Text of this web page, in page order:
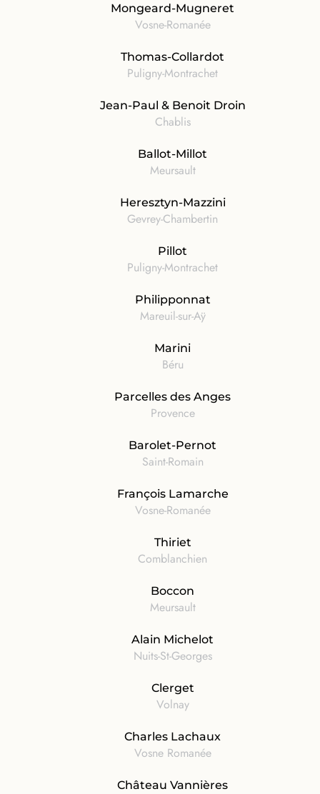
Mongeard-Mugneret
Vosne-Romanée
Thomas-Collardot
Puligny-Montrachet
Jean-Paul & Benoit Droin
Chablis
Ballot-Millot
Meursault
Heresztyn-Mazzini
Gevrey-Chambertin
Pillot
Puligny-Montrachet
Philipponnat
Mareuil-sur-Aÿ
Marini
Béru
Parcelles des Anges
Provence
Barolet-Pernot
Saint-Romain
François Lamarche
Vosne-Romanée
Thiriet
Comblanchien
Boccon
Meursault
Alain Michelot
Nuits-St-Georges
Clerget
Volnay
Charles Lachaux
Vosne Romanée
Château Vannières